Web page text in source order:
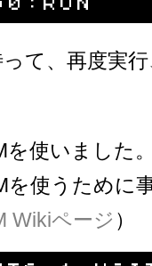
て、再度実
を使いました
を使うために
Wikiページ ）